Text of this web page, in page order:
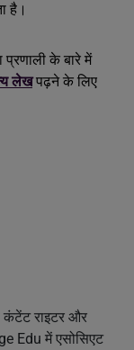
है।
के बारे में
लेखपढ़ने के लिए
कंटेंट राइटर और
Edu में एसोसिएट